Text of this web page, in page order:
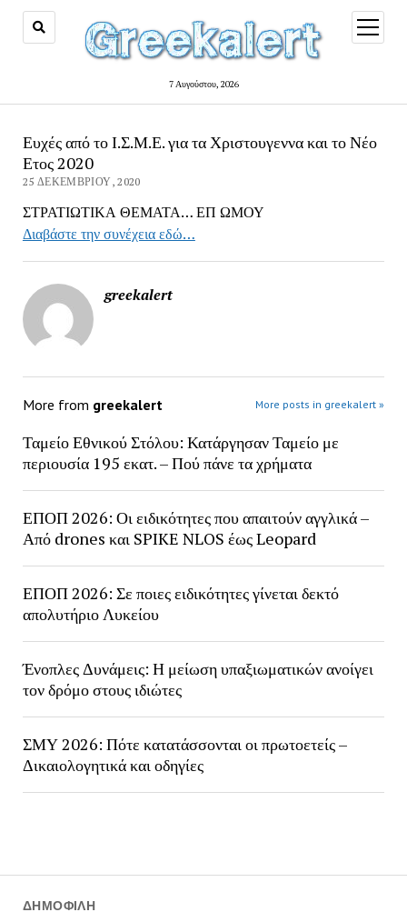
7 Αυγούστου, 2026
open
menu
Ευχές από το Ι.Σ.Μ.Ε. για τα Χριστουγεννα και το Νέο
Ετος 2020
25 ΔΕΚΕΜΒΡΊΟΥ, 2020
ΣΤΡΑΤΙΩΤΙΚΑ ΘΕΜΑΤΑ… ΕΠ ΩΜΟΥ
Διαβάστε την συνέχεια εδώ…
greekalert
More from greekalert More posts in greekalert »
Ταμείο Εθνικού Στόλου: Κατάργησαν Ταμείο με
περιουσία 195 εκατ. – Πού πάνε τα χρήματα
ΕΠΟΠ 2026: Οι ειδικότητες που απαιτούν αγγλικά –
Από drones και SPIKE NLOS έως Leopard
ΕΠΟΠ 2026: Σε ποιες ειδικότητες γίνεται δεκτό
απολυτήριο Λυκείου
Ένοπλες Δυνάμεις: Η μείωση υπαξιωματικών ανοίγει
τον δρόμο στους ιδιώτες
ΣΜΥ 2026: Πότε κατατάσσονται οι πρωτοετείς –
Δικαιολογητικά και οδηγίες
ΔΗΜΟΦΙΛΉ